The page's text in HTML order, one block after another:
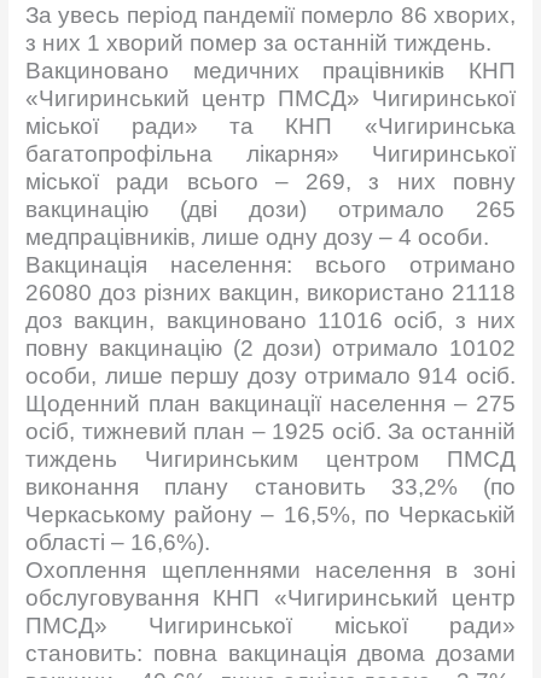
За увесь період пандемії померло 86 хворих,
з них 1 хворий помер за останній тиждень.
Вакциновано медичних працівників КНП
«Чигиринський центр ПМСД» Чигиринської
міської ради» та КНП «Чигиринська
багатопрофільна лікарня» Чигиринської
міської ради всього – 269, з них повну
вакцинацію (дві дози) отримало 265
медпрацівників, лише одну дозу – 4 особи.
Вакцинація населення: всього отримано
26080 доз різних вакцин, використано 21118
доз вакцин, вакциновано 11016 осіб, з них
повну вакцинацію (2 дози) отримало 10102
особи, лише першу дозу отримало 914 осіб.
Щоденний план вакцинації населення – 275
осіб, тижневий план – 1925 осіб. За останній
тиждень Чигиринським центром ПМСД
виконання плану становить 33,2% (по
Черкаському району – 16,5%, по Черкаській
області – 16,6%).
Охоплення щепленнями населення в зоні
обслуговування КНП «Чигиринський центр
ПМСД» Чигиринської міської ради»
становить: повна вакцинація двома дозами